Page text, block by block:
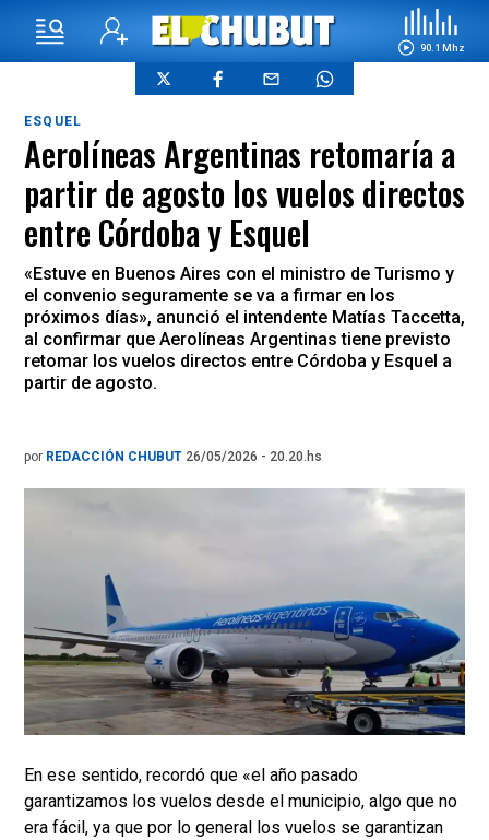
90.1 Mhz
ESQUEL
Aerolíneas Argentinas retomaría a
partir de agosto los vuelos directos
entre Córdoba y Esquel
«Estuve en Buenos Aires con el ministro de Turismo y
el convenio seguramente se va a firmar en los
próximos días», anunció el intendente Matías Taccetta,
al confirmar que Aerolíneas Argentinas tiene previsto
retomar los vuelos directos entre Córdoba y Esquel a
partir de agosto.
por REDACCIÓN CHUBUT 26/05/2026 - 20.20.hs
En ese sentido, recordó que «el año pasado
garantizamos los vuelos desde el municipio, algo que no
era fácil, ya que por lo general los vuelos se garantizan